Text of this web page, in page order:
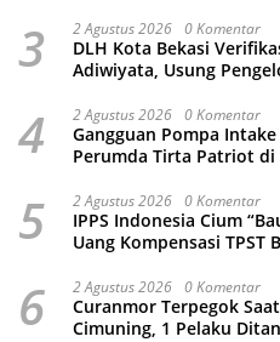
3 2 Agustus 2026 0 Komentar
DLH Kota Bekasi
Adiwiyata, Usung
4 2 Agustus 2026 0 Komentar
Gangguan Pompa
Perumda Tirta Patriot di
5 2 Agustus 2026 0 Komentar
IPPS Indonesia Cium
Uang Kompensasi TPST
6 2 Agustus 2026 0 Komentar
Curanmor Terpegok
Cimuning, 1 Pelaku